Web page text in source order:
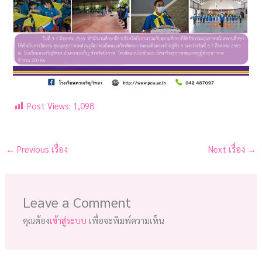
Post Views: 1,098
← Previous เรื่อง Next เรื่อง →
Leave a Comment
คุณต้องเข้าสู่ระบบ เพื่อจะพิมพ์ความเห็น